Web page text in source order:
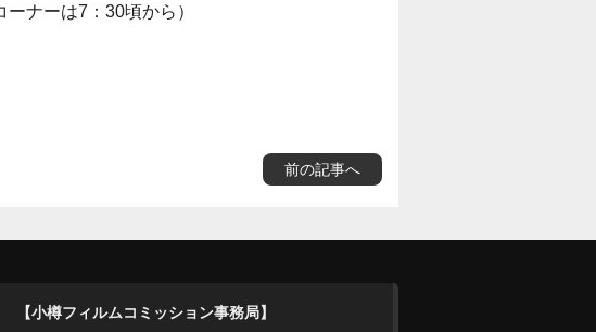
ナーは7：30頃から）
前の記事へ
【小樽フィルムコミッション事務局】